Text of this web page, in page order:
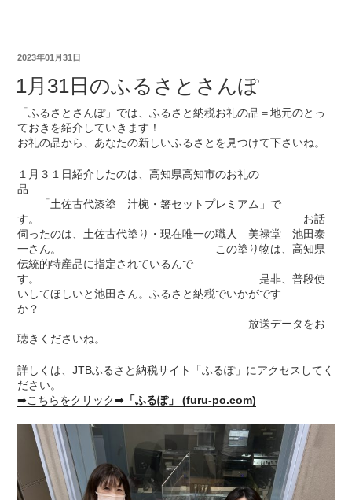
2023年01月31日
1月31日のふるさとさんぽ
「ふるさとさんぽ」では、ふるさと納税お礼の品＝地元のとっ
ておきを紹介していきます！
お礼の品から、あなたの新しいふるさとを見つけて下さいね。
１月３１日紹介したのは、高知県高知市のお礼の
品
「土佐古代漆塗 汁椀・箸セットプレミアム」で
す。 お話
伺ったのは、土佐古代塗り・現在唯一の職人 美禄堂 池田泰
一さん。 この塗り物は、高知県
伝統的特産品に指定されているんで
す。 是非、普段使
いしてほしいと池田さん。ふるさと納税でいかがです
か？
放送データをお
聴きくださいね。
詳しくは、JTBふるさと納税サイト「ふるぽ」にアクセスしてく
ださい。
➡こちらをクリック➡ 「ふるぽ」 (furu-po.com)